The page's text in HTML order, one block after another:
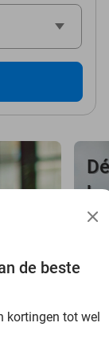
de beste
kortingen tot wel